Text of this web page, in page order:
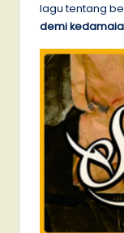
lagu tentang
demi